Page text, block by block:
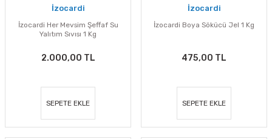
İzocardi
İzocardi Her Mevsim Şeffaf Su
Yalıtım Sıvısı 1 Kg
2.000,00 TL
SEPETE EKLE
İzocardi
İzocardi Boya Sökücü Jel 1 Kg
475,00 TL
SEPETE EKLE